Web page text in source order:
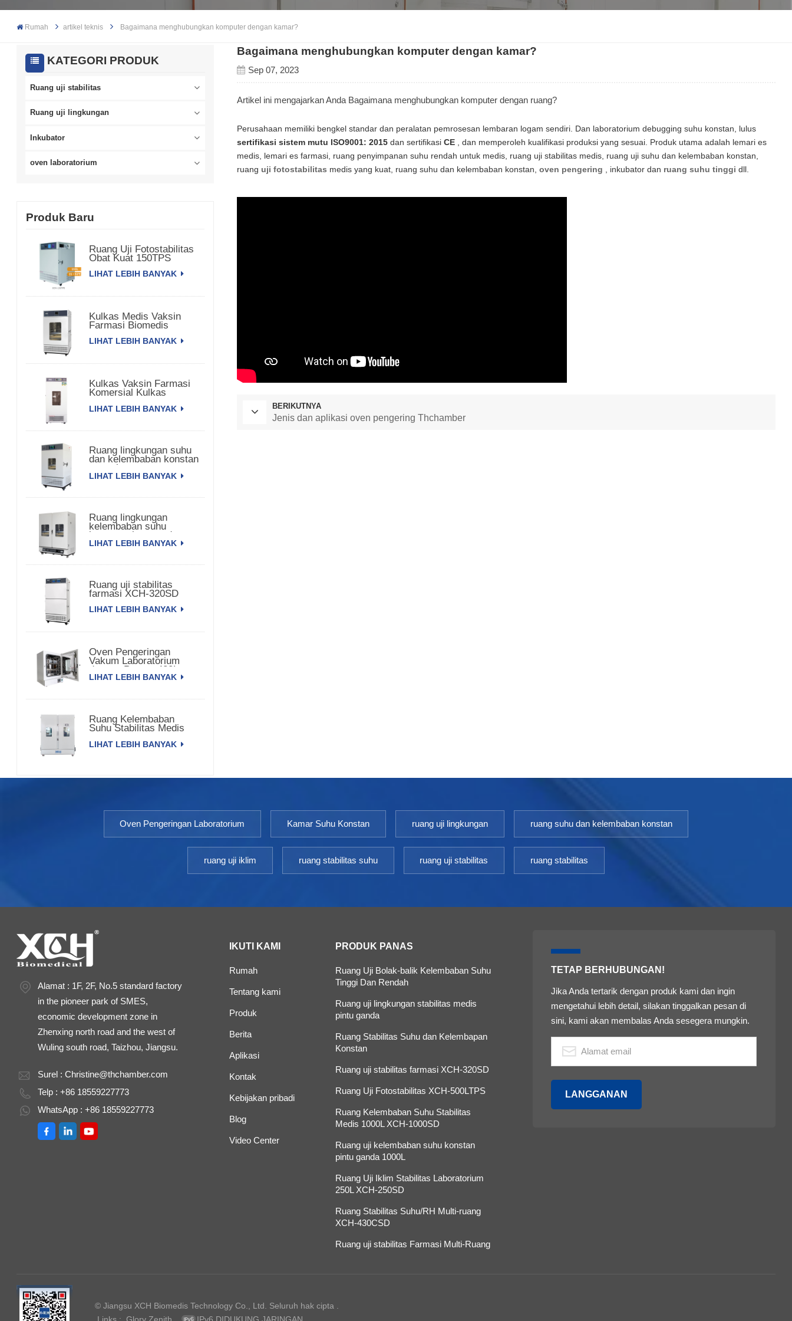
বাংলা
Rumah artikel teknis Bagaimana menghubungkan komputer dengan kamar?
KATEGORI PRODUK
Ruang uji stabilitas
Ruang uji lingkungan
Inkubator
oven laboratorium
Produk Baru
Ruang Uji Fotostabilitas
Obat Kuat 150TPS
LIHAT LEBIH BANYAK
Kulkas Medis Vaksin
Farmasi Biomedis
LIHAT LEBIH BANYAK
Kulkas Vaksin Farmasi
Komersial Kulkas
LIHAT LEBIH BANYAK
Ruang lingkungan suhu
dan kelembaban konstan
satu pintu
LIHAT LEBIH BANYAK
Ruang lingkungan
kelembaban suhu
konstan pintu ganda
LIHAT LEBIH BANYAK
Ruang uji stabilitas
farmasi XCH-320SD
LIHAT LEBIH BANYAK
Oven Pengeringan
Vakum Laboratorium
dengan Pompa 420L
LIHAT LEBIH BANYAK
Ruang Kelembaban
Suhu Stabilitas Medis
LIHAT LEBIH BANYAK
Bagaimana menghubungkan komputer dengan kamar?
Sep 07, 2023
Artikel ini mengajarkan Anda Bagaimana menghubungkan komputer dengan ruang?
Perusahaan memiliki bengkel standar dan peralatan pemrosesan lembaran logam sendiri. Dan laboratorium debugging suhu konstan, lulus
sertifikasi sistem mutu ISO9001: 2015dan sertifikasiCE
, dan memperoleh kualifikasi produksi yang sesuai. Produk utama adalah lemari es
medis, lemari es farmasi, ruang penyimpanan suhu rendah untuk medis, ruang uji stabilitas medis, ruang ujisuhu dan kelembaban konstan,
ruang ujifotostabilitas medis yang kuat, ruang suhu dan kelembaban konstan,oven pengering , inkubator dan ruang suhu tinggidll.
BERIKUTNYA
Jenis dan aplikasi oven pengering Thchamber
Oven Pengeringan Laboratorium Kamar Suhu Konstan ruang uji lingkungan ruang suhu dan kelembaban konstan
ruang uji iklim ruang stabilitas suhu ruang uji stabilitas ruang stabilitas
Alamat : 1F, 2F, No.5 standard factory
in the pioneer park of SMES,
economic development zone in
Zhenxing north road and the west of
Wuling south road, Taizhou, Jiangsu.
Surel :Christine@thchamber.com
Telp : +86 18559227773
WhatsApp : +86 18559227773
IKUTI KAMI
Rumah
Tentang kami
Produk
Berita
Aplikasi
Kontak
Kebijakan pribadi
Blog
Video Center
PRODUK PANAS
Ruang Uji Bolak-balik Kelembaban Suhu
Tinggi Dan Rendah
Ruang uji lingkungan stabilitas medis
pintu ganda
Ruang Stabilitas Suhu dan Kelembapan
Konstan
Ruang uji stabilitas farmasi XCH-320SD
Ruang Uji Fotostabilitas XCH-500LTPS
Ruang Kelembaban Suhu Stabilitas
Medis 1000L XCH-1000SD
Ruang uji kelembaban suhu konstan
pintu ganda 1000L
Ruang Uji Iklim Stabilitas Laboratorium
250L XCH-250SD
Ruang Stabilitas Suhu/RH Multi-ruang
XCH-430CSD
Ruang uji stabilitas Farmasi Multi-Ruang
TETAP BERHUBUNGAN!
Jika Anda tertarik dengan produk kami dan ingin
mengetahui lebih detail, silakan tinggalkan pesan di
sini, kami akan membalas Anda sesegera mungkin.
© Jiangsu XCH Biomedis Technology Co., Ltd. Seluruh hak cipta .